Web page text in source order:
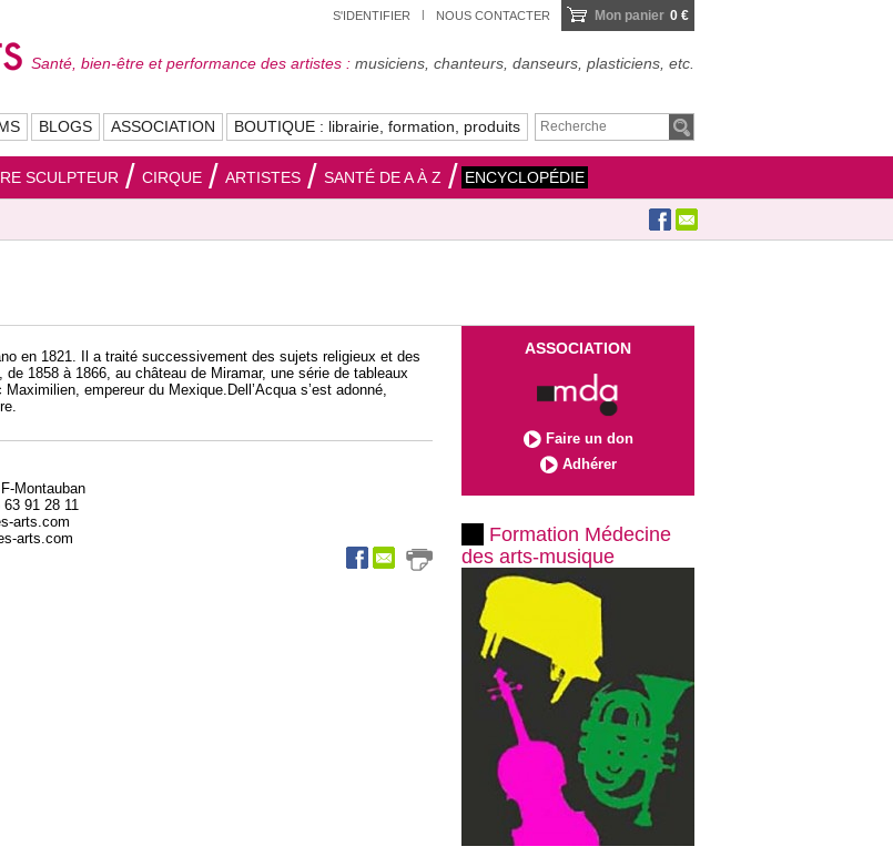
S'IDENTIFIER NOUS CONTACTER Mon panier 0 €
Santé, bien-être et performance des artistes : musiciens, chanteurs, danseurs, plasticiens, etc.
BLOGS ASSOCIATION BOUTIQUE : librairie, formation, produits
SCULPTEUR CIRQUE ARTISTES SANTÉ DE A À Z ENCYCLOPÉDIE
en 1821. Il a traité successivement des sujets religieux et des
1858 à 1866, au château de Miramar, une série de tableaux
empereur du Mexique.Dell’Acqua s’est adonné,
Montauban
91 28 11
arts.com
arts.com
ASSOCIATION
Faire un don
Adhérer
Formation Médecine
des arts-musique